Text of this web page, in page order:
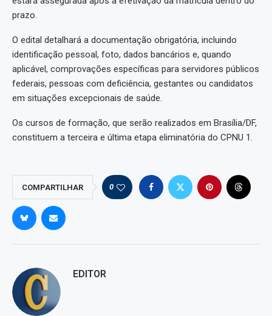
prazo.
O edital detalhará a documentação obrigatória, incluindo
identificação pessoal, foto, dados bancários e, quando
aplicável, comprovações específicas para servidores públicos
federais, pessoas com deficiência, gestantes ou candidatos
em situações excepcionais de saúde.
Os cursos de formação, que serão realizados em Brasília/DF,
constituem a terceira e última etapa eliminatória do CPNU 1.
COMPARTILHAR 0
EDITOR